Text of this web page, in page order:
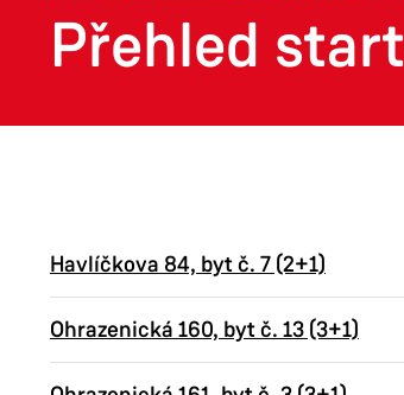
Přehled
Havlíčkova 84, byt č. 7 (2+1)
Ohrazenická 160, byt č. 13 (3+1)